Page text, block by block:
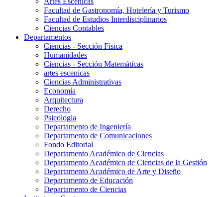
Facultad de Gastronomía, Hotelería y Turismo
Facultad de Estudios Interdisciplinarios
Ciencias Contables
Departamentos
Ciencias - Sección Física
Humanidades
Ciencias - Sección Matemáticas
artes escenicas
Ciencias Administrativas
Economía
Arquitectura
Derecho
Psicologia
Departamento de Ingeniería
Departamento de Comunicaciones
Fondo Editorial
Departamento Académico de Ciencias
Departamento Académico de Ciencias de la Gestión
Departamento Académico de Arte y Diseño
Departamento de Educación
Departamento de Ciencias